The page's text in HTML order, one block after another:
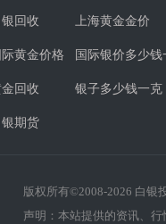
银回收 上海黄金金价
际黄金价格 国际银价多少钱
回收 银子多少钱一克
银期货
版权所有©2008-2026 白银
声明：本站提供的资讯、